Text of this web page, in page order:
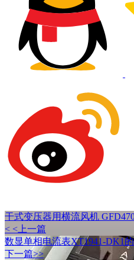
干式变压器用横流风机
< <上一篇
数显单相电流表XT1941-DK1
下一篇>>